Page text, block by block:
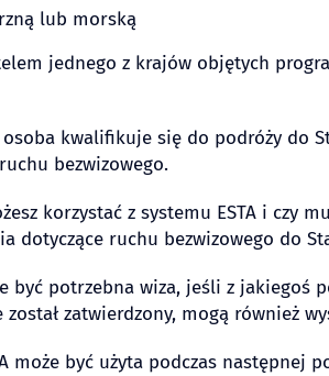
lub morską
jednego z krajów objętych
kwalifikuje się do podróży do
bezwizowego.
korzystać z systemu ESTA i czy
dotyczące ruchu bezwizowego do
być potrzebna wiza, jeśli z jakiegoś
zatwierdzony, mogą również
może być użyta podczas